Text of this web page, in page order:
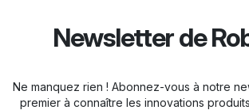
Newsletter de
Ne manquez rien ! Abonnez-vous à notre
premier à connaître les innovations